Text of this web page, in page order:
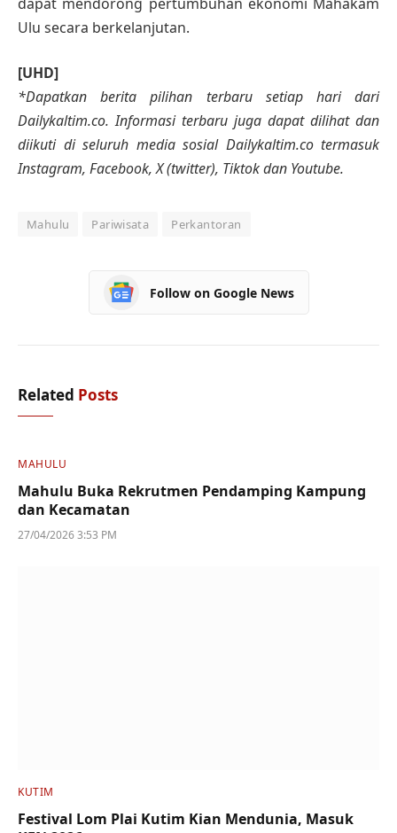
Ulu secara berkelanjutan.
[UHD]
*Dapatkan berita pilihan terbaru setiap hari dari
Dailykaltim.co. Informasi terbaru juga dapat dilihat dan
diikuti di seluruh media sosial Dailykaltim.co termasuk
Instagram, Facebook, X (twitter), Tiktok dan Youtube.
Mahulu Pariwisata Perkantoran
Follow on Google News
Related Posts
MAHULU
Mahulu Buka Rekrutmen Pendamping Kampung
dan Kecamatan
27/04/2026 3:53 PM
KUTIM
Festival Lom Plai Kutim Kian Mendunia, Masuk